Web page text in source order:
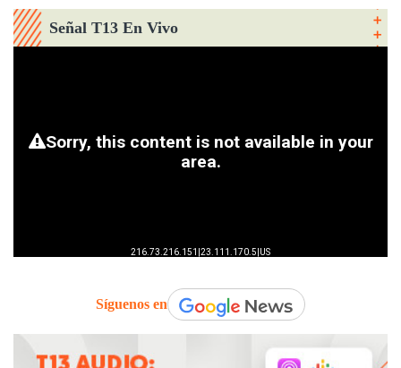
Señal T13 En Vivo
Síguenos en